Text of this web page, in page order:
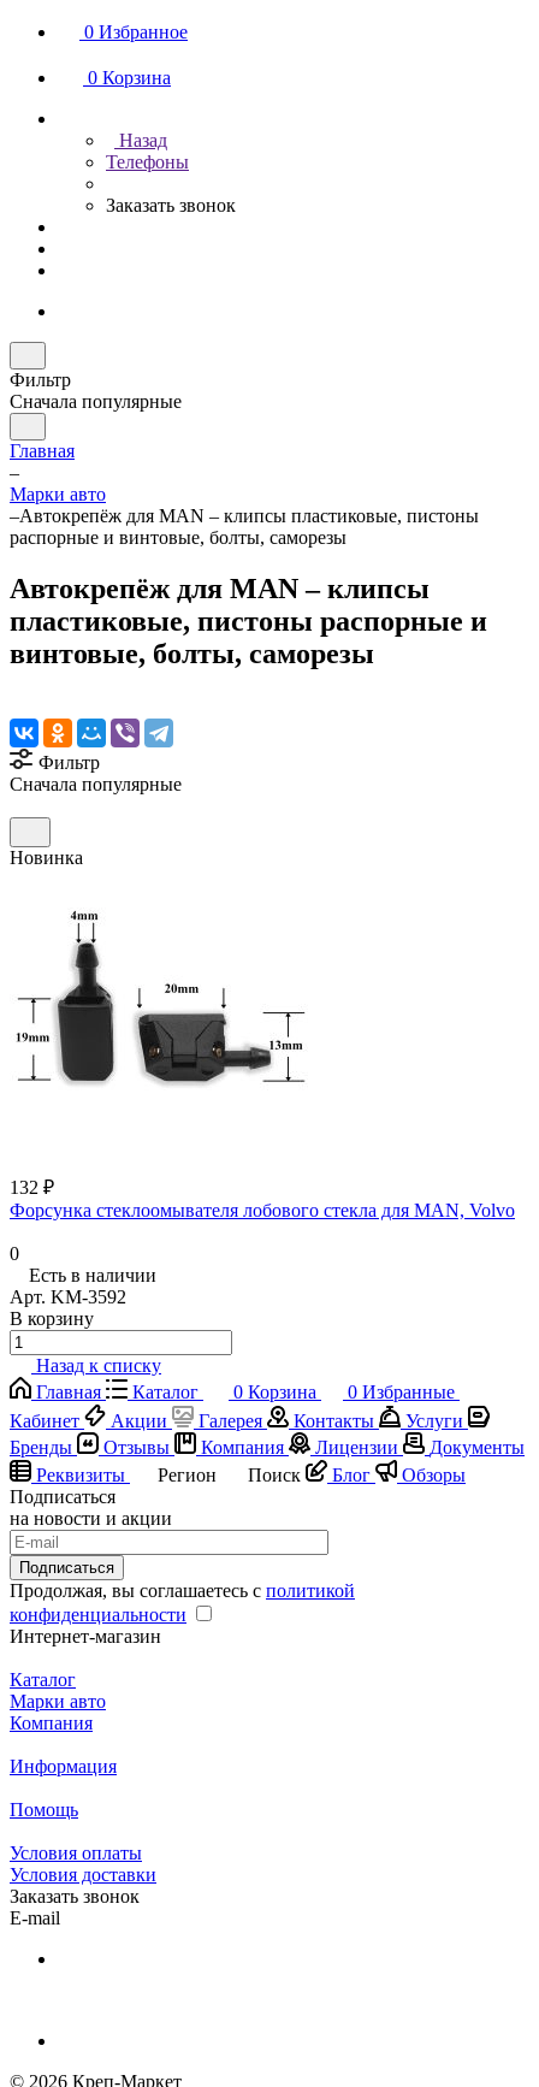
0 Избранное
0 Корзина
Назад
Телефоны
Заказать звонок
Фильтр
Сначала популярные
Главная
–
Марки авто
–Автокрепёж для MAN – клипсы пластиковые, пистоны
распорные и винтовые, болты, саморезы
Автокрепёж для MAN – клипсы
пластиковые, пистоны распорные и
винтовые, болты, саморезы
Фильтр
Сначала популярные
Новинка
132 ₽
Форсунка стеклоомывателя лобового стекла для MAN, Volvo
0
Есть в наличии
Арт. KM-3592
В корзину
Назад к списку
Главная
Каталог 0 Корзина 0 Избранные
Кабинет
Акции Галерея Контакты
Услуги
Бренды
Отзывы Компания Лицензии
Документы
Реквизиты
Регион Поиск Блог
Обзоры
Подписаться
на новости и акции
Подписаться
Продолжая, вы соглашаетесь с политикой
конфиденциальности
Интернет-магазин
Каталог
Марки авто
Компания
Информация
Помощь
Условия оплаты
Условия доставки
Заказать звонок
E-mail
© 2026 Креп-Маркет